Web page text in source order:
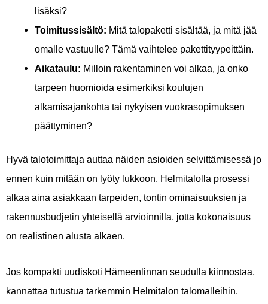
lisäksi?
Toimitussisältö: Mitä talopaketti sisältää, ja mitä jää
omalle vastuulle? Tämä vaihtelee pakettityypeittäin.
Aikataulu: Milloin rakentaminen voi alkaa, ja onko
tarpeen huomioida esimerkiksi koulujen
alkamisajankohta tai nykyisen vuokrasopimuksen
päättyminen?
Hyvä talotoimittaja auttaa näiden asioiden selvittämisessä jo
ennen kuin mitään on lyöty lukkoon. Helmitalolla prosessi
alkaa aina asiakkaan tarpeiden, tontin ominaisuuksien ja
rakennusbudjetin yhteisellä arvioinnilla, jotta kokonaisuus
on realistinen alusta alkaen.
Jos kompakti uudiskoti Hämeenlinnan seudulla kiinnostaa,
kannattaa tutustua tarkemmin Helmitalon talomalleihin.